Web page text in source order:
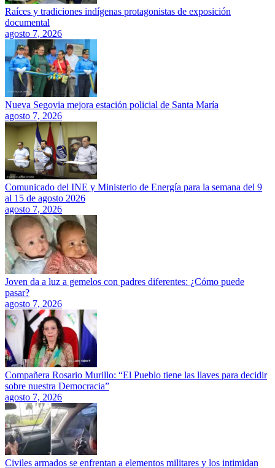
Raíces y tradiciones indígenas protagonistas de exposición
documental
agosto 7, 2026
Nueva Segovia mejora estación policial de Santa María
agosto 7, 2026
Comunicado del INE y Ministerio de Energía para la semana del 9
al 15 de agosto 2026
agosto 7, 2026
Joven da a luz a gemelos con padres diferentes: ¿Cómo puede
pasar?
agosto 7, 2026
Compañera Rosario Murillo: “El Pueblo tiene las llaves para decidir
sobre nuestra Democracia”
agosto 7, 2026
Civiles armados se enfrentan a elementos militares y los intimidan